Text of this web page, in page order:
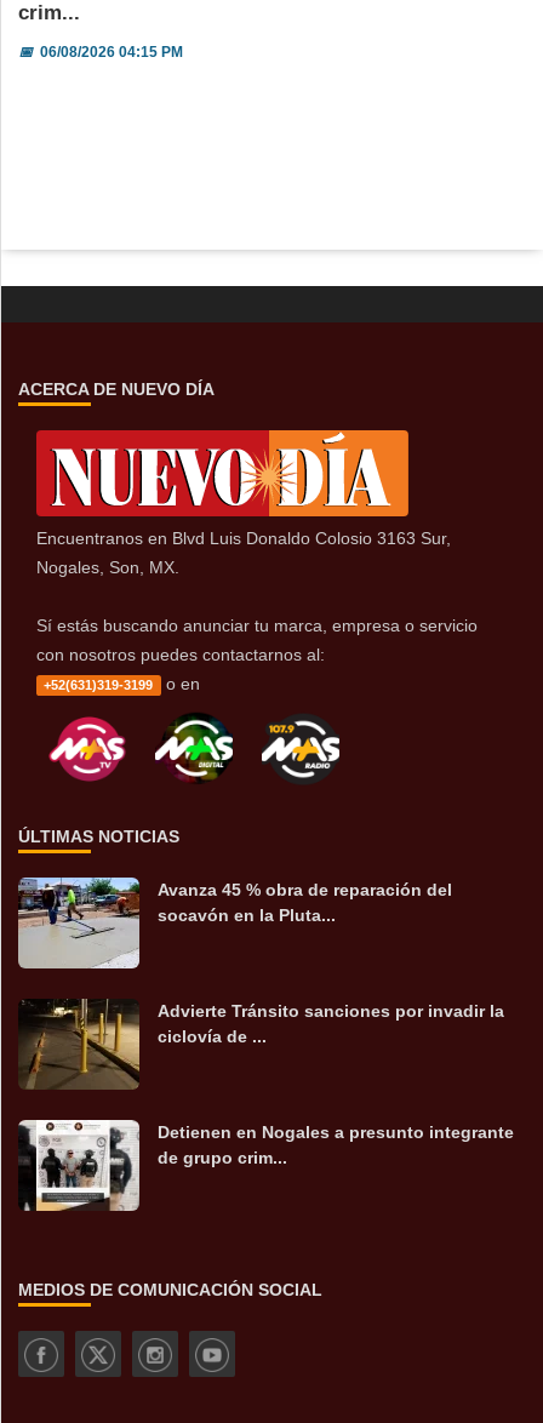
crim...
📅06/08/2026 04:15 PM
ACERCA DE NUEVO DÍA
Encuentranos en Blvd Luis Donaldo Colosio 3163 Sur,
Nogales, Son, MX.
Sí estás buscando anunciar tu marca, empresa o servicio
con nosotros puedes contactarnos al:
+52(631)319-3199 o en
ÚLTIMAS NOTICIAS
Avanza 45 % obra de reparación del
socavón en la Pluta...
Advierte Tránsito sanciones por invadir la
ciclovía de ...
Detienen en Nogales a presunto integrante
de grupo crim...
MEDIOS DE COMUNICACIÓN SOCIAL